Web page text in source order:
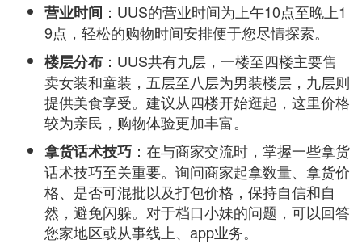
营业时间 ：UUS的营业时间为上午10点至晚上1
9点，轻松的购物时间安排便于您尽情探索。
楼层分布 ：UUS共有九层，一楼至四楼主要售
卖女装和童装，五层至八层为男装楼层，九层则
提供美食享受。建议从四楼开始逛起，这里价格
较为亲民，购物体验更加丰富。
拿货话术技巧 ：在与商家交流时，掌握一些拿货
话术技巧至关重要。询问商家起拿数量、拿货价
格、是否可混批以及打包价格，保持自信和自
然，避免闪躲。对于档口小妹的问题，可以回答
您家地区或从事线上、app业务。